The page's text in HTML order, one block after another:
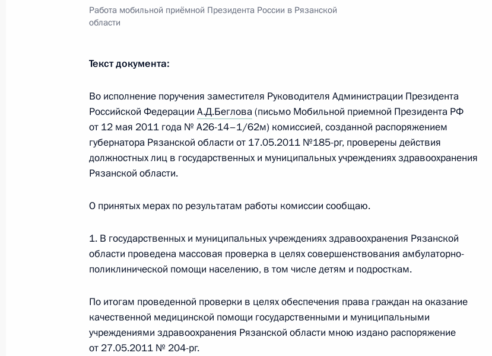
22 июля 2015 года, 13:45
Рабочая встреча с губернатором Рязанской области Олегом
Ковалёвым
5 мая 2014 года, 14:10
Владимир Путин встретился с губернаторами пяти регионов,
одержавшими победу на выборах 14 октября
23 октября 2012 года, 20:45
Встреча с исполняющим обязанности губернатора Рязанской
области Олегом Ковалёвым
27 сентября 2012 года, 16:30
Работа мобильной приёмной Президента России в Рязанской
области
Текст документа:
Во исполнение поручения заместителя Руководителя Администрации Президента
Российской Федерации А.Д.Беглова(письмо Мобильной приемной Президента РФ
от 12 мая 2011 года № А26-14–1/62м) комиссией, созданной распоряжением
губернатора Рязанской области от 17.05.2011 №185-рг, проверены действия
должностных лиц в государственных и муниципальных учреждениях здравоохранения
Рязанской области.
О принятых мерах по результатам работы комиссии сообщаю.
1. В государственных и муниципальных учреждениях здравоохранения Рязанской
области проведена массовая проверка в целях совершенствования амбулаторно-
поликлинической помощи населению, в том числе детям и подросткам.
По итогам проведенной проверки в целях обеспечения права граждан на оказание
качественной медицинской помощи государственными и муниципальными
учреждениями здравоохранения Рязанской области мною издано распоряжение
от 27.05.2011 № 204-рг.